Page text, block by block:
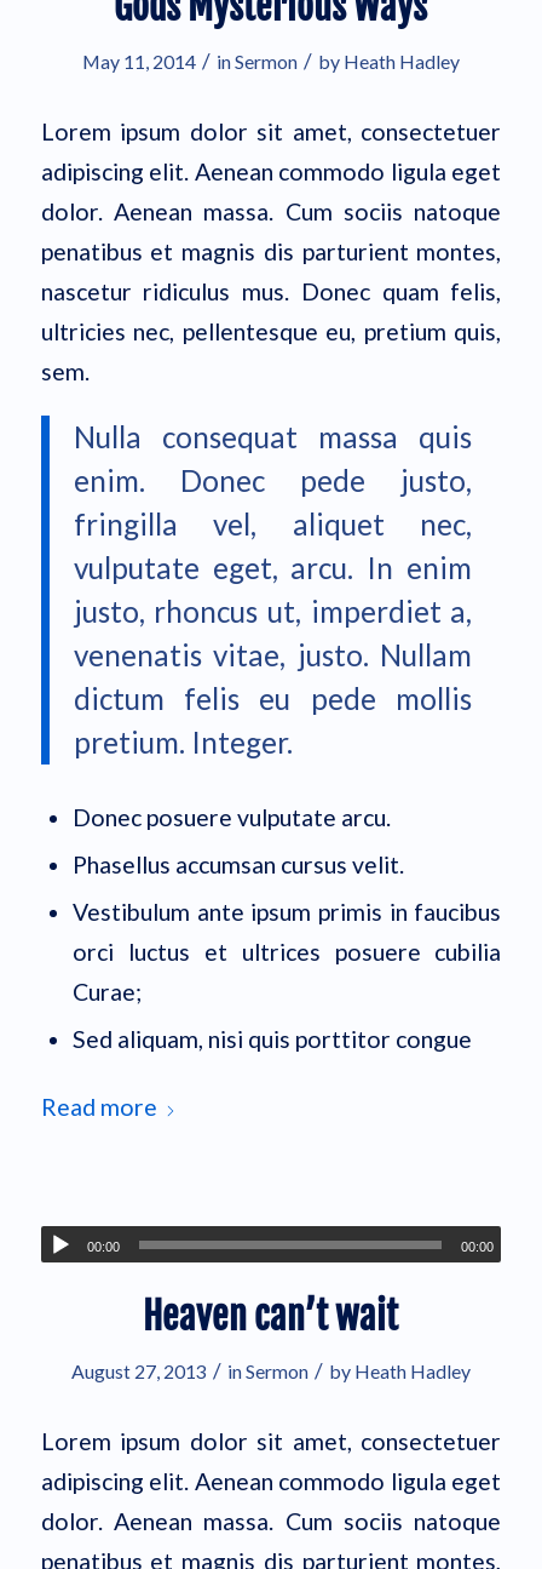
May 11, 2014 / inSermon / by Heath Hadley
Lorem ipsum dolor sit amet, consectetuer
adipiscing elit. Aenean commodo ligula eget
dolor. Aenean massa. Cum sociis natoque
penatibus et magnis dis parturient montes,
nascetur ridiculus mus. Donec quam felis,
ultricies nec, pellentesque eu, pretium quis,
sem.
Nulla consequat massa quis
enim. Donec pede justo,
fringilla vel, aliquet nec,
vulputate eget, arcu. In enim
justo, rhoncus ut, imperdiet a,
venenatis vitae, justo. Nullam
dictum felis eu pede mollis
pretium. Integer.
Donec posuere vulputate arcu.
Phasellus accumsan cursus velit.
Vestibulum ante ipsum primis in faucibus
orci luctus et ultrices posuere cubilia
Curae;
Sed aliquam, nisi quis porttitor congue
Read more
00:00 00:00
Heaven can’t wait
August 27, 2013 / inSermon / by Heath Hadley
Lorem ipsum dolor sit amet, consectetuer
adipiscing elit. Aenean commodo ligula eget
dolor. Aenean massa. Cum sociis natoque
penatibus et magnis dis parturient montes,